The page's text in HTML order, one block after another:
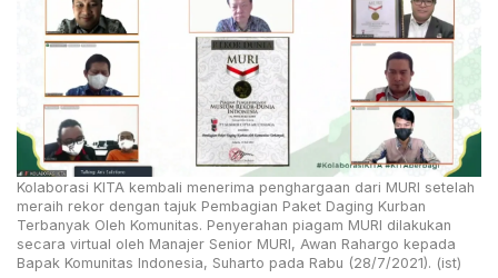
Kolaborasi KITA kembali menerima penghargaan dari MURI setelah
meraih rekor dengan tajuk Pembagian Paket Daging Kurban
Terbanyak Oleh Komunitas. Penyerahan piagam MURI dilakukan
secara virtual oleh Manajer Senior MURI, Awan Rahargo kepada
Bapak Komunitas Indonesia, Suharto pada Rabu (28/7/2021). (ist)